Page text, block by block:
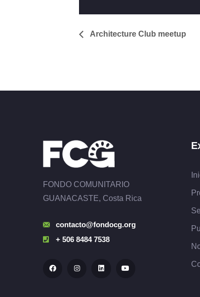
Architecture Club meetup
FONDO COMUNITARIO
GUANACASTE, Costa Rica
contacto@fondocg.org
+ 506 8484 7538